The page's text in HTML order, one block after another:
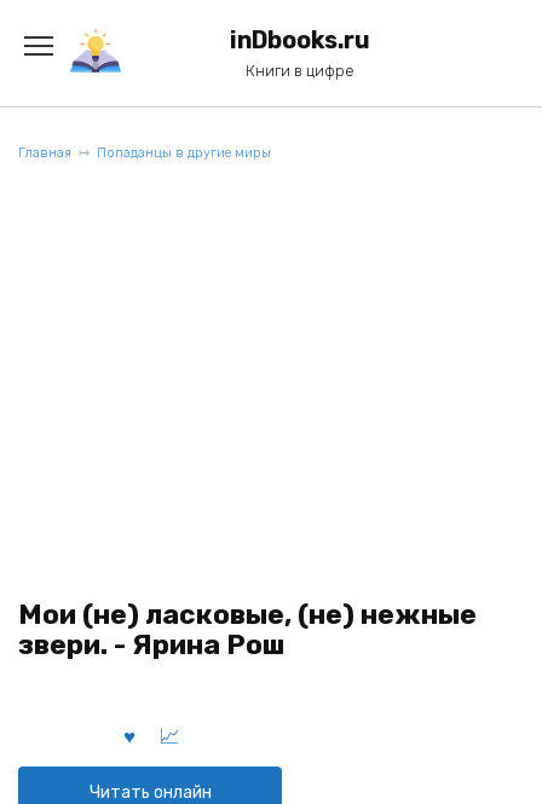
содержанию
inDbooks.ru
Книги в цифре
Главная Попаданцы в другие миры
Мои (не) ласковые, (не) нежные
звери. - Ярина Рош
Читать онлайн